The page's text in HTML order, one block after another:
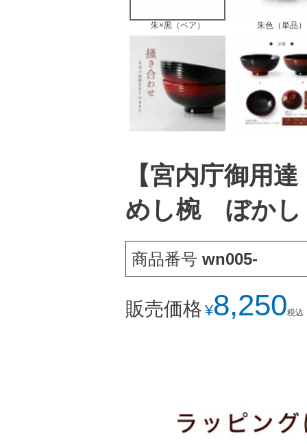
朱×黒（ペア） 朱色（単品）
【宮内庁御用
めし椀 ぼかし
商品番号 wn005-
販売価格 ¥8,250税込